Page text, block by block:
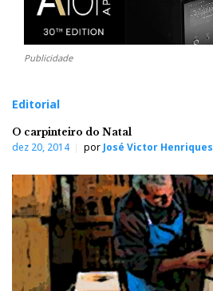
Publicidade
Editorial
O carpinteiro do Natal
dez 20, 2014 por José Victor Henriques